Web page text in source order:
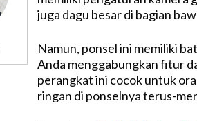
juga dagu besar di bagian
Namun, ponsel ini memiliki
Anda menggabungkan fitur
perangkat ini cocok untuk
ringan di ponselnya terus-